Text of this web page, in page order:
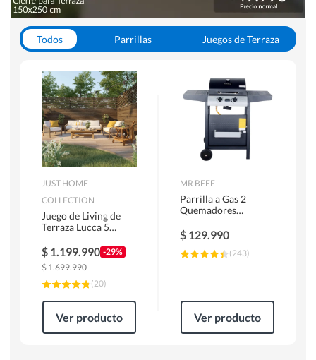
Todos Parrillas
Juegos de Terraza
JUST HOME
COLLECTION
Juego de Living de
Terraza Lucca 5
$ 1.199.990 -29%
$1.699.990
(20)
Ver producto
MR BEEF
Parrilla a Gas 2
Quemadores
$ 129.990
(243)
Ver producto